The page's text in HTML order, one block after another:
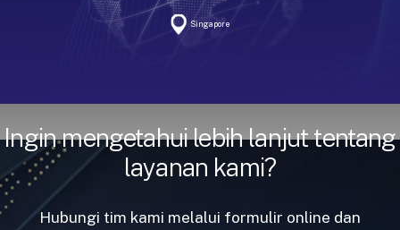
Singapore
Ingin mengetahui lebih lanjut tentang
layanan kami?
Hubungi tim kami melalui formulir online dan